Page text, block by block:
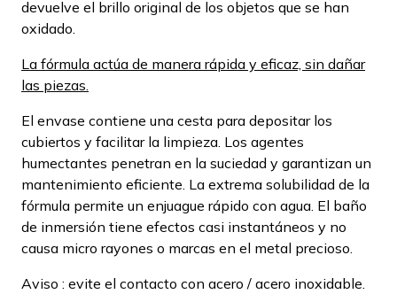
devuelve el brillo original de los objetos que se han
oxidado.
La fórmula actúa de manera rápida y eficaz, sin dañar
las piezas.
El envase contiene una cesta para depositar los
cubiertos y facilitar la limpieza. Los agentes
humectantes penetran en la suciedad y garantizan un
mantenimiento eficiente. La extrema solubilidad de la
fórmula permite un enjuague rápido con agua. El baño
de inmersión tiene efectos casi instantáneos y no
causa micro rayones o marcas en el metal precioso.
Aviso : evite el contacto con acero / acero inoxidable.